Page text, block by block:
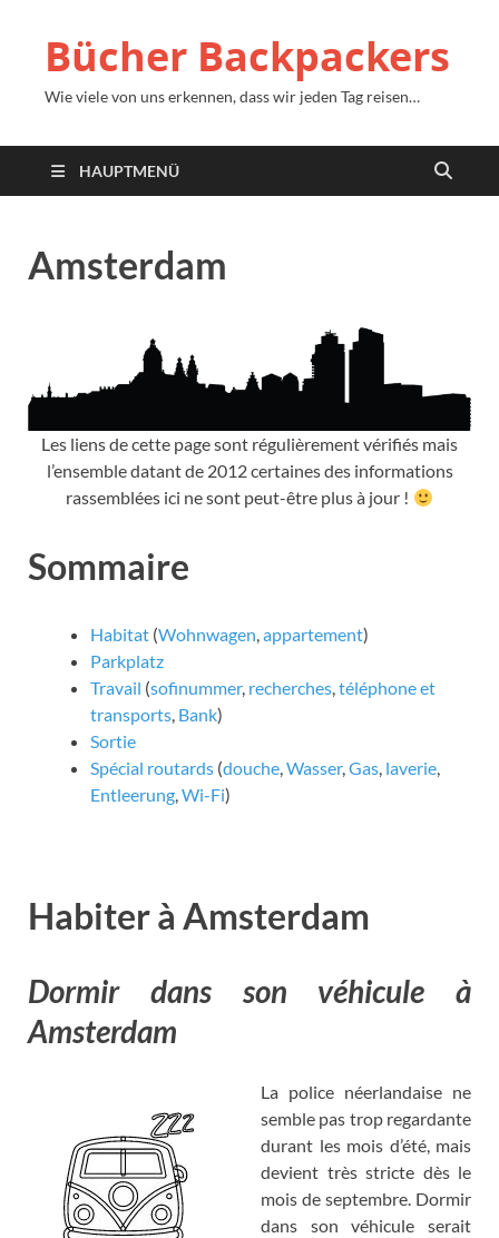
Bücher Backpackers
Wie viele von uns erkennen, dass wir jeden Tag reisen…
HAUPTMENÜ
Amsterdam
Les liens de cette page sont régulièrement vérifiés mais
l’ensemble datant de2012certaines des informations
rassemblées ici ne sont peut-être plus à jour !
Sommaire
Habitat (Wohnwagen appartement)
Parkplatz
Travail (sofinummer, recherches téléphone et
transports Bank)
Sortie
Spécial routards (douche Wasser, Gas laverie
Entleerung Wi-Fi)
Habiter à Amsterdam
Dormir dans son véhicule à
Amsterdam
La police néerlandaise ne
semble pas trop regardante
durant les mois d’été, mais
devient très stricte dès le
mois de septembre. Dormir
dans son véhicule serait